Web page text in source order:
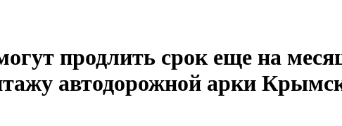
продлить срок еще на
автодорожной арки